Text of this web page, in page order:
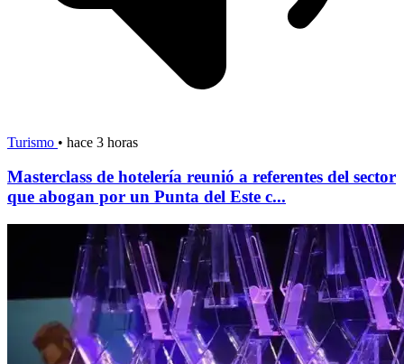
Turismo • hace 3 horas
Masterclass de hotelería reunió a referentes del sector
que abogan por un Punta del Este c...